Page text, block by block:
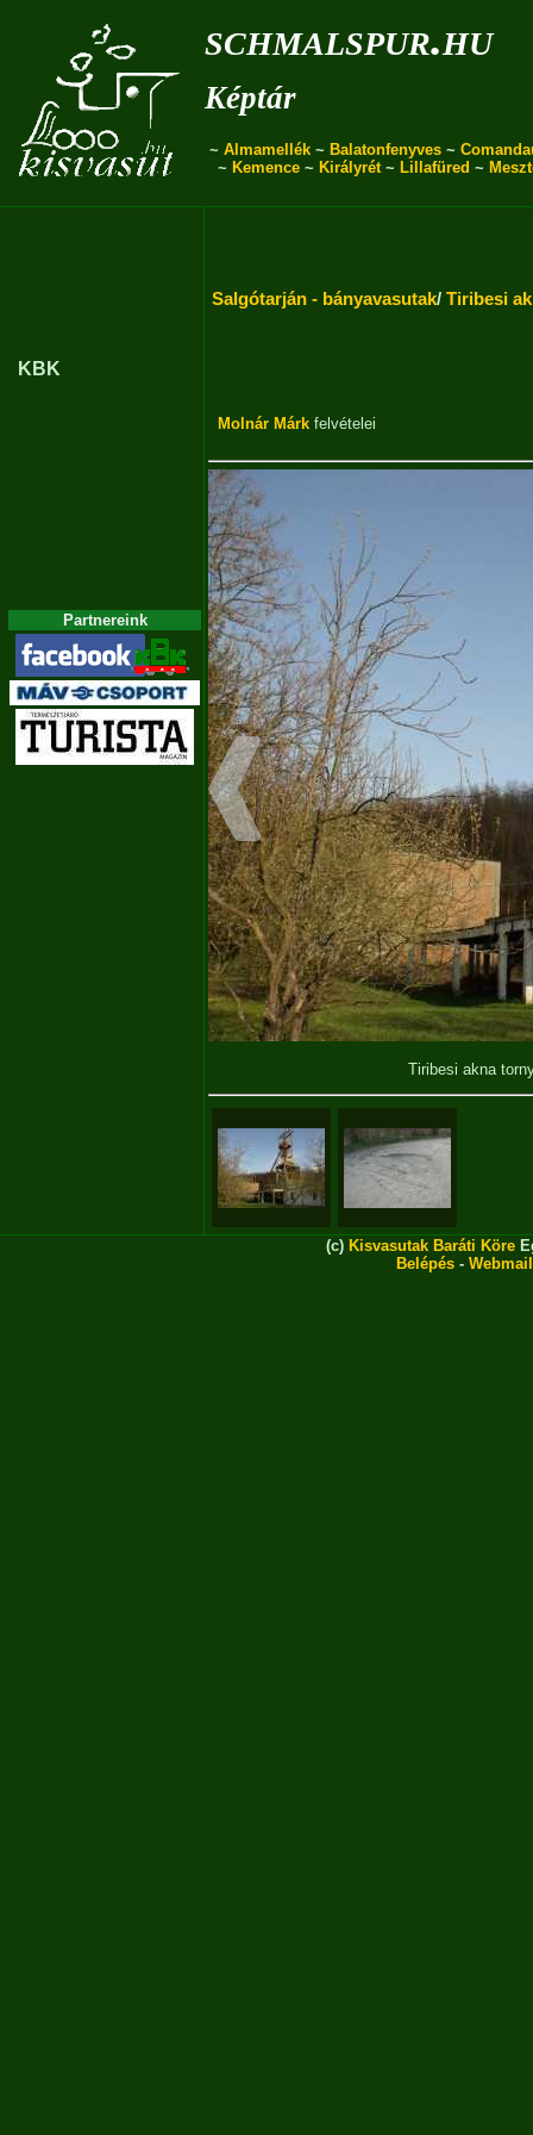
schmalspur.hu
Képtár
~ Almamellék ~ Balatonfenyves ~
~ Kemence~ Királyrét~ Lillafüred ~
KBK
Partnereink
Salgótarján - bányavasutak/ Tiribesi
Molnár Márk felvételei
Tiribesi akna
(c) Kisvasutak Baráti Köre
Belépés - Webmail